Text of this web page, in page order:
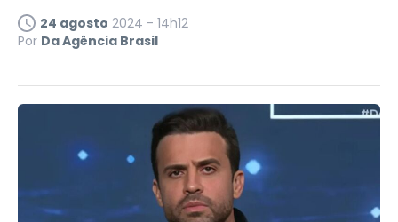
24 agosto 2024 - 14h12
Por Da Agência Brasil